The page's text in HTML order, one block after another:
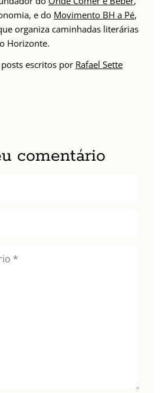
e do Movimento BH a Pé,
organiza caminhadas literárias
Horizonte.
escritos por Rafael Sette
comentário